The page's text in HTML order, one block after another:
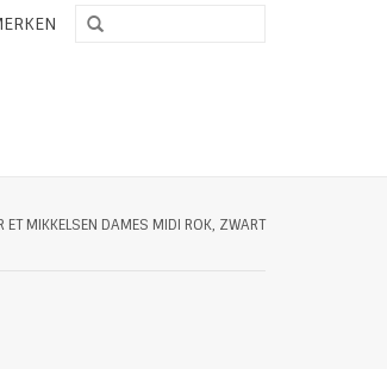
ET MIKKELSEN DAMES MIDI ROK, ZWART